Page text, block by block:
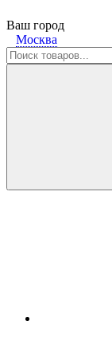
Ваш город
Москва